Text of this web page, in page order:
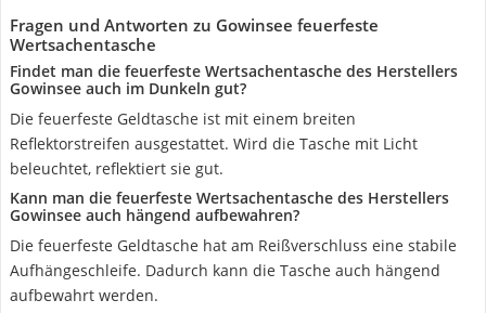
Fragen und Antworten zu Gowinsee feuerfeste
Wertsachentasche
Findet man die feuerfeste Wertsachentasche des Herstellers
Gowinsee auch im Dunkeln gut?
Die feuerfeste Geldtasche ist mit einem breiten
Reflektorstreifen ausgestattet. Wird die Tasche mit Licht
beleuchtet, reflektiert sie gut.
Kann man die feuerfeste Wertsachentasche des Herstellers
Gowinsee auch hängend aufbewahren?
Die feuerfeste Geldtasche hat am Reißverschluss eine stabile
Aufhängeschleife. Dadurch kann die Tasche auch hängend
aufbewahrt werden.